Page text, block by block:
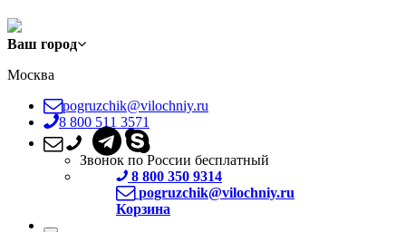
Ваш город
Москва
pogruzchik@vilochniy.ru
8 800 511 3571
Звонок по России бесплатный
8 800 350 9314
pogruzchik@vilochniy.ru
Корзина